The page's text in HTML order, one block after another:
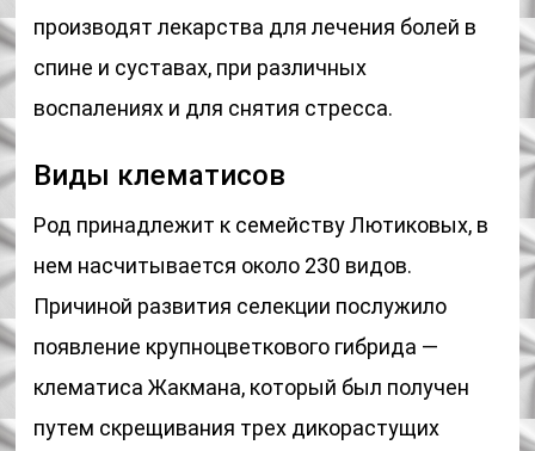
производят лекарства для лечения болей в
спине и суставах, при различных
воспалениях и для снятия стресса.
Виды клематисов
Род принадлежит к семейству Лютиковых, в
нем насчитывается около 230 видов.
Причиной развития селекции послужило
появление крупноцветкового гибрида —
клематиса Жакмана, который был получен
путем скрещивания трех дикорастущих